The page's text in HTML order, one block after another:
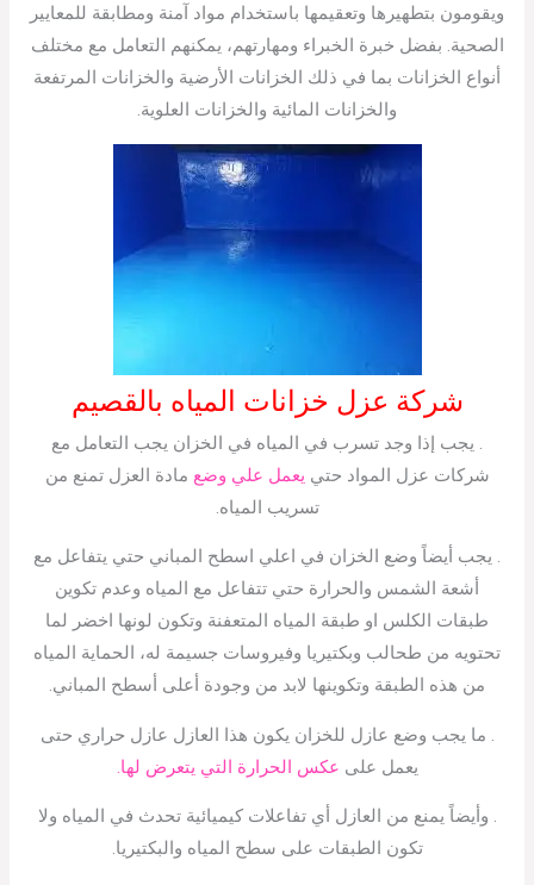
ويقومون بتطهيرها وتعقيمها باستخدام مواد آمنة ومطابقة للمعايير
الصحية. بفضل خبرة الخبراء ومهارتهم، يمكنهم التعامل مع مختلف
أنواع الخزانات بما في ذلك الخزانات الأرضية والخزانات المرتفعة
والخزانات المائية والخزانات العلوية.
شركة عزل خزانات المياه بالقصيم
. يجب إذا وجد تسرب في المياه في الخزان يجب التعامل مع
شركات عزل المواد حتي يعمل علي وضع مادة العزل تمنع من
تسريب المياه.
. يجب أيضاً وضع الخزان في اعلي اسطح المباني حتي يتفاعل مع
أشعة الشمس والحرارة حتي تتفاعل مع المياه وعدم تكوين
طبقات الكلس او طبقة المياه المتعفنة وتكون لونها اخضر لما
تحتويه من طحالب وبكتيريا وفيروسات جسيمة له، الحماية المياه
من هذه الطبقة وتكوينها لابد من وجودة أعلى أسطح المباني.
. ما يجب وضع عازل للخزان يكون هذا العازل عازل حراري حتى
يعمل على عكس الحرارة التي يتعرض لها.
. وأيضاً يمنع من العازل أي تفاعلات كيميائية تحدث في المياه ولا
تكون الطبقات على سطح المياه والبكتيريا.